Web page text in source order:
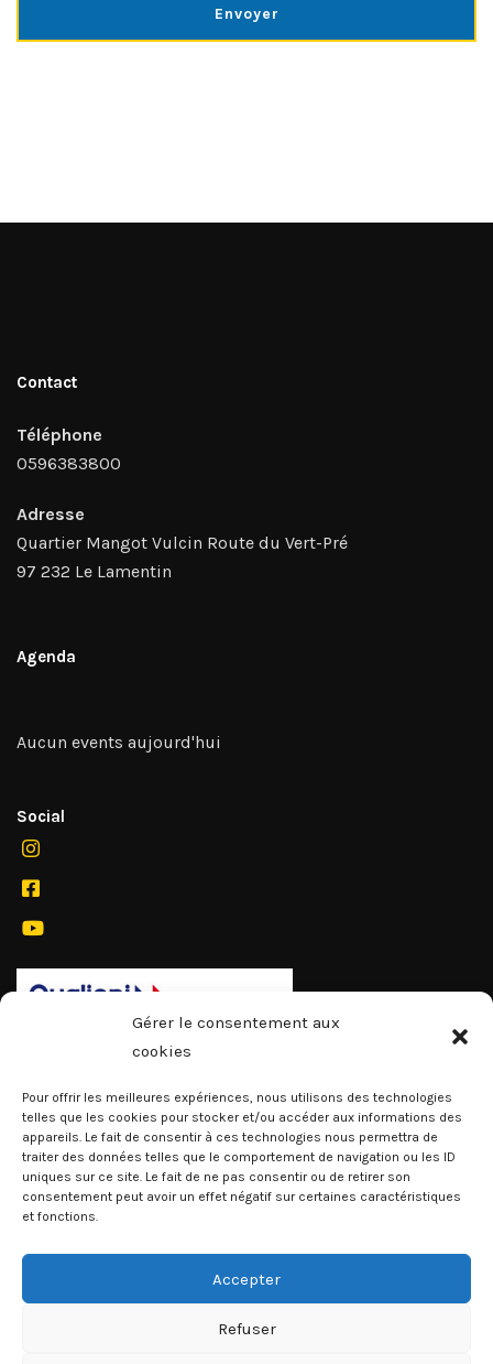
Gérer le consentement aux
cookies
Pour offrir les meilleures expériences, nous utilisons des technologies
telles que les cookies pour stocker et/ou accéder aux informations des
appareils. Le fait de consentir à ces technologies nous permettra de
traiter des données telles que le comportement de navigation ou les ID
uniques sur ce site. Le fait de ne pas consentir ou de retirer son
consentement peut avoir un effet négatif sur certaines caractéristiques
et fonctions.
Accepter
Refuser
Envoyer
Contact
Téléphone
0596383800
Adresse
Quartier Mangot Vulcin Route du Vert-Pré
97 232 Le Lamentin
Agenda
Aucun events aujourd'hui
Social